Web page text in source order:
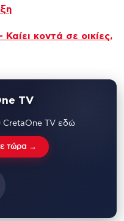
κοντά σε οικίες,
TV
CretaOne TV εδώ
τώρα →